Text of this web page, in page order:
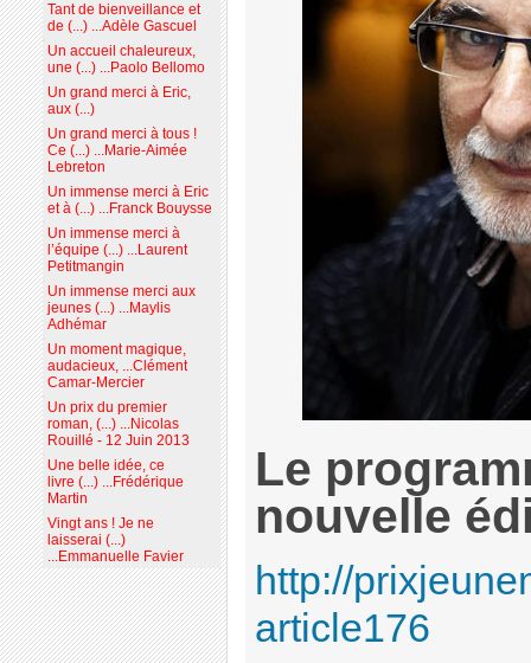
Le
nouvelle
http://
article176
Tant de bienveillance et
de (...) ...Adèle Gascuel
Un accueil chaleureux,
une (...) ...Paolo Bellomo
Un grand merci à Eric,
aux (...)
Un grand merci à tous !
Ce (...) ...Marie-Aimée
Lebreton
Un immense merci à Eric
et à (...) ...Franck Bouysse
Un immense merci à
l’équipe (...) ...Laurent
Petitmangin
Un immense merci aux
jeunes (...) ...Maylis
Adhémar
Un moment magique,
audacieux, ...Clément
Camar-Mercier
Un prix du premier
roman, (...) ...Nicolas
Rouillé - 12 Juin 2013
Une belle idée, ce
livre (...) ...Frédérique
Martin
Vingt ans ! Je ne
laisserai (...)
...Emmanuelle Favier